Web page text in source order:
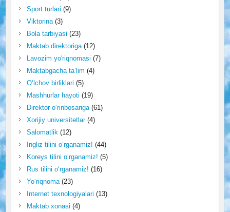
Sport turlari (9)
Viktorina(3)
Bola tarbiyasi (23)
Maktab direktoriga(12)
Lavozim yo'riqnomasi (7)
Maktabgacha ta’lim (4)
O‘lchov birliklari (5)
Mashhurlar hayoti (19)
Direktor o‘rinbosariga(61)
Xorijiy universitetlar(4)
Salomatlik(12)
Ingliz tilini o‘rganamiz! (44)
Koreys tilini o‘rganamiz! (5)
Rus tilini o‘rganamiz! (16)
Yo‘riqnoma(23)
Internet texnologiyalari (13)
Maktab xonasi (4)